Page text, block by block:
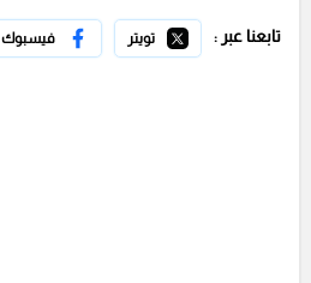
تابعنا عبر : تويتر فيسبوك